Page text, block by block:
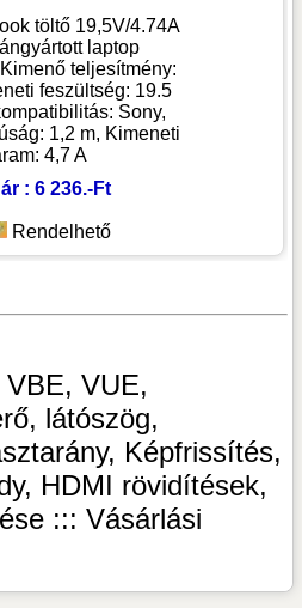
töltő 19,5V/4.74A
laptop
teljesítmény:
feszültség: 19.5
Sony,
1,2 m, Kimeneti
4,7 A
ár : 6 236.-Ft
Rendelhető
VUE,
látószög,
Képfrissítés,
HDMI rövidítések,
::: Vásárlási